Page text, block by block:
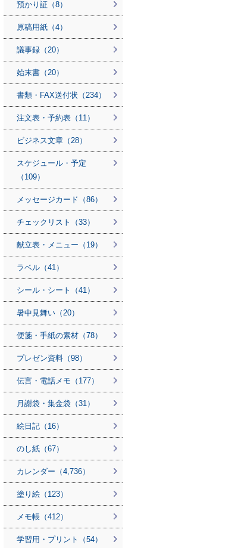
預かり証（8）
原稿用紙（4）
議事録（20）
始末書（20）
書類・FAX送付状（234）
注文表・予約表（11）
ビジネス文章（28）
スケジュール・予定
（109）
メッセージカード（86）
チェックリスト（33）
献立表・メニュー（19）
ラベル（41）
シール・シート（41）
暑中見舞い（20）
便箋・手紙の素材（78）
プレゼン資料（98）
伝言・電話メモ（177）
月謝袋・集金袋（31）
絵日記（16）
のし紙（67）
カレンダー（4,736）
塗り絵（123）
メモ帳（412）
学習用・プリント（54）